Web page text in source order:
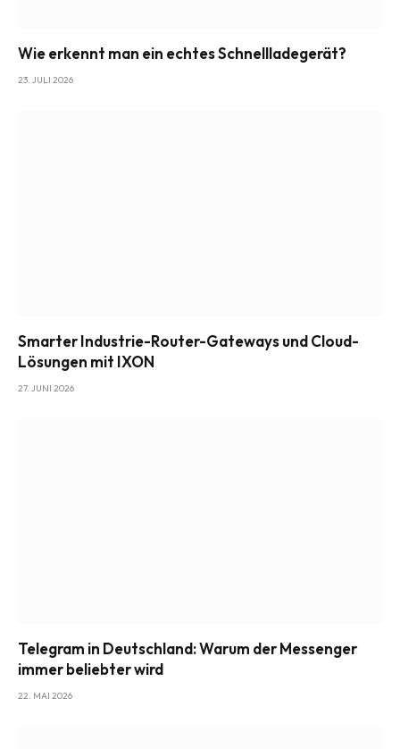
Wie erkennt man ein echtes Schnellladegerät?
23. JULI 2026
Smarter Industrie-Router-Gateways und Cloud-
Lösungen mit IXON
27. JUNI 2026
Telegram in Deutschland: Warum der Messenger
immer beliebter wird
22. MAI 2026